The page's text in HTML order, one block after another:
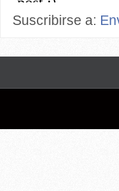
Suscribirse a: